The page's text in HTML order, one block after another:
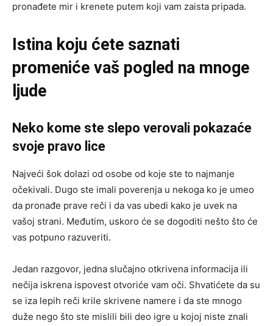
pronađete mir i krenete putem koji vam zaista pripada.
Istina koju ćete saznati
promeniće vaš pogled na mnoge
ljude
Neko kome ste slepo verovali pokazaće
svoje pravo lice
Najveći šok dolazi od osobe od koje ste to najmanje
očekivali. Dugo ste imali poverenja u nekoga ko je umeo
da pronađe prave reči i da vas ubedi kako je uvek na
vašoj strani. Međutim, uskoro će se dogoditi nešto što će
vas potpuno razuveriti.
Jedan razgovor, jedna slučajno otkrivena informacija ili
nečija iskrena ispovest otvoriće vam oči. Shvatićete da su
se iza lepih reči krile skrivene namere i da ste mnogo
duže nego što ste mislili bili deo igre u kojoj niste znali